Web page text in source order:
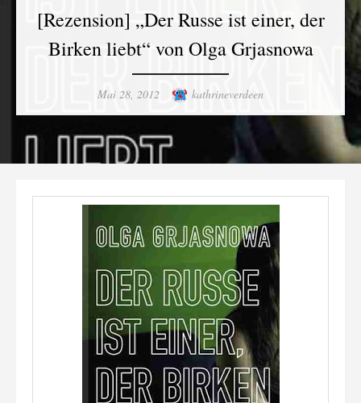
[Rezension] „Der Russe ist einer, der
Birken liebt“ von Olga Grjasnowa
Posted
Mai 28, 2012 Author
kathrineverdeen